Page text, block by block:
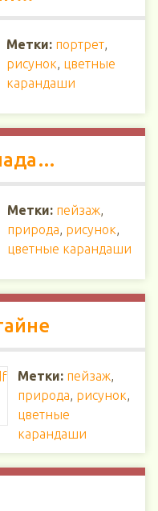
Метки: портрет,
рисунок, цветные
карандаши
Метки: пейзаж,
природа, рисунок,
цветные карандаши
Метки: пейзаж,
природа, рисунок,
цветные
карандаши